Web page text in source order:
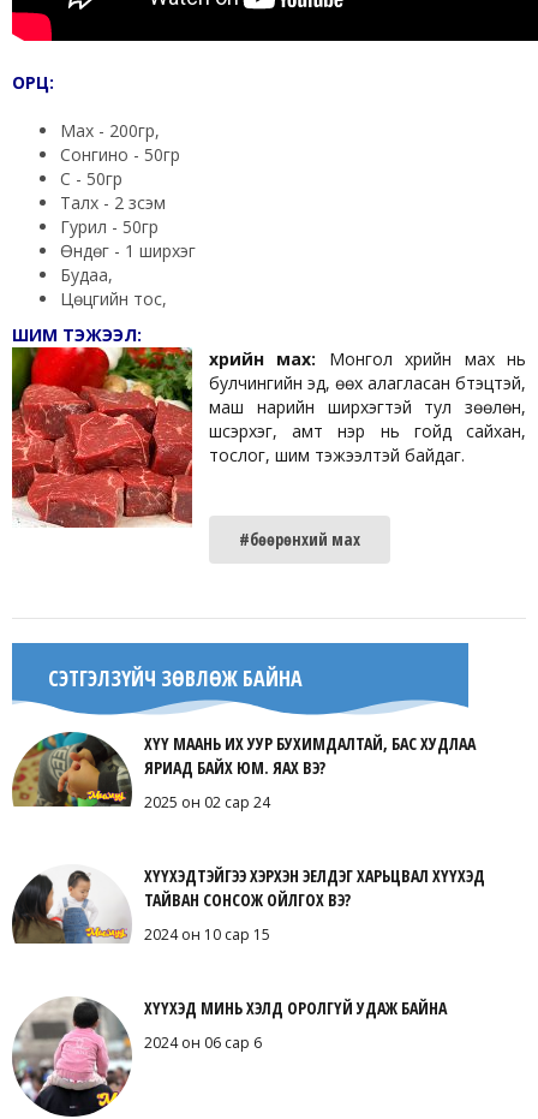
ОРЦ:
Мах - 200гр,
Сонгино - 50гр
Сүү - 50гр
Талх - 2 зүсэм
Гурил - 50гр
Өндөг - 1 ширхэг
Будаа,
Цөцгийн тос,
ШИМ ТЭЖЭЭЛ:
Үхрийн мах: Монгол үхрийн мах нь
булчингийн эд, өөх алагласан бүтэцтэй,
маш нарийн ширхэгтэй тул зөөлөн,
шүүсэрхэг, амт үнэр нь гойд сайхан,
тослог, шим тэжээлтэй байдаг.
#бөөрөнхий мах
СЭТГЭЛЗҮЙЧ ЗӨВЛӨЖ БАЙНА
ХҮҮ МААНЬ ИХ УУР БУХИМДАЛТАЙ, БАС ХУДЛАА
ЯРИАД БАЙХ ЮМ. ЯАХ ВЭ?
2025 он 02 сар 24
ХҮҮХЭДТЭЙГЭЭ ХЭРХЭН ЭЕЛДЭГ ХАРЬЦВАЛ ХҮҮХЭД
ТАЙВАН СОНСОЖ ОЙЛГОХ ВЭ?
2024 он 10 сар 15
ХҮҮХЭД МИНЬ ХЭЛД ОРОЛГҮЙ УДАЖ БАЙНА
2024 он 06 сар 6